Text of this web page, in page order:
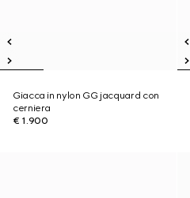
Giacca in nylon GG jacquard con
cerniera
€ 1.900